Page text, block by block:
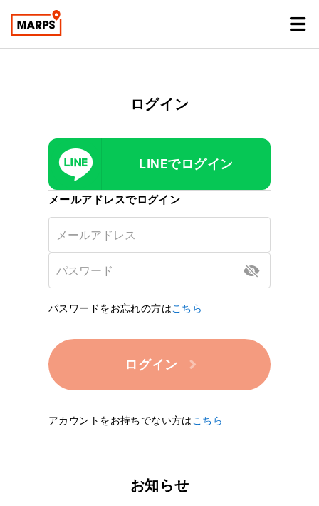
ログイン
LINEでログイン
メールアドレスでログイン
パスワードをお忘れの方はこちら
ログイン
アカウントをお持ちでない方は こちら
お知らせ